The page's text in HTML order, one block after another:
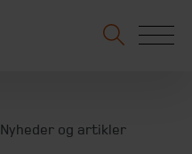
Nyheder og artikler